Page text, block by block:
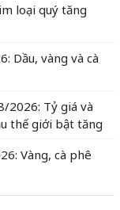
loại quý tăng
Dầu, vàng và cà
2026: Tỷ giá và
thế giới bật tăng
Vàng, cà phê